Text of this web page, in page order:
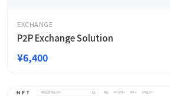
EXCHANGE
P2P Exchange Solution
¥6,400